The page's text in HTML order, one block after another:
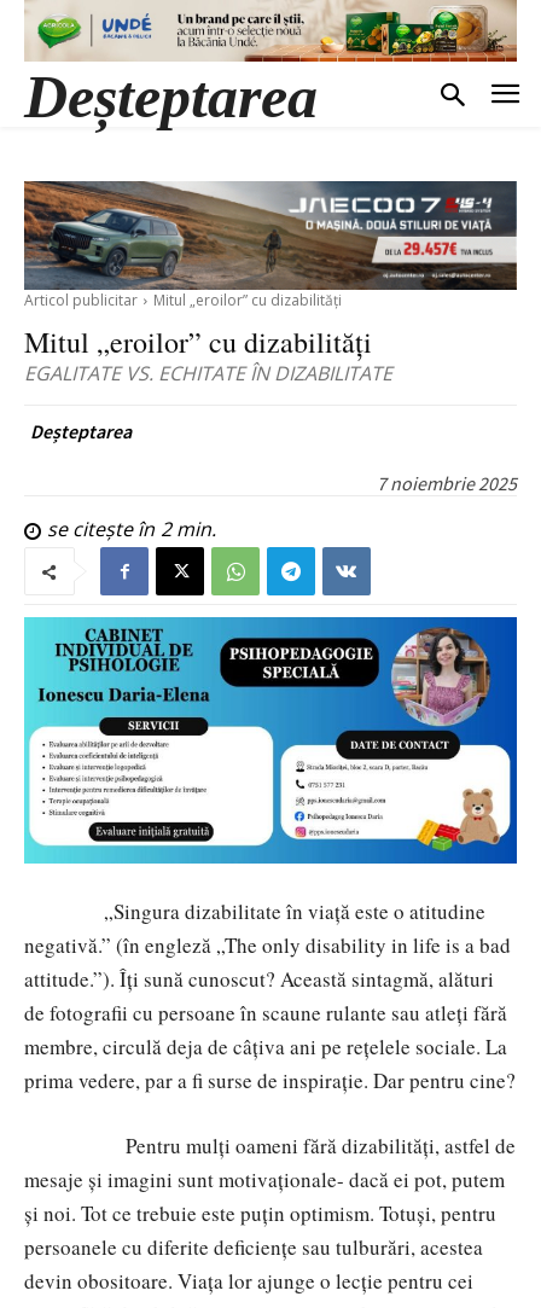
Deșteptarea
Articol publicitar Mitul „eroilor” cu dizabilități
Mitul „eroilor” cu dizabilități
EGALITATE VS. ECHITATE ÎN DIZABILITATE
Deșteptarea
7 noiembrie 2025
se citește în 2min.
„Singura dizabilitate în viață este o atitudine
negativă.” (în engleză „The only disability in life is a bad
attitude.”). Îți sună cunoscut? Această sintagmă, alături
de fotografii cu persoane în scaune rulante sau atleți fără
membre, circulă deja de câțiva ani pe rețelele sociale. La
prima vedere, par a fi surse de inspirație. Dar pentru cine?
Pentru mulți oameni fără dizabilități, astfel de
mesaje și imagini sunt motivaționale- dacă ei pot, putem
și noi. Tot ce trebuie este puțin optimism. Totuși, pentru
persoanele cu diferite deficiențe sau tulburări, acestea
devin obositoare. Viața lor ajunge o lecție pentru cei